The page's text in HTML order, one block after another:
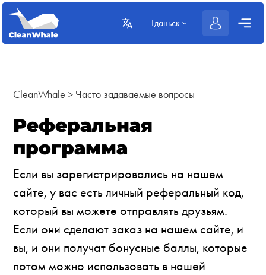
Гданьск
CleanWhale > Часто задаваемые вопросы
Реферальная
программа
Если вы зарегистрировались на нашем
сайте, у вас есть личный реферальный код,
который вы можете отправлять друзьям.
Если они сделают заказ на нашем сайте, и
вы, и они получат бонусные баллы, которые
потом можно использовать в нашей